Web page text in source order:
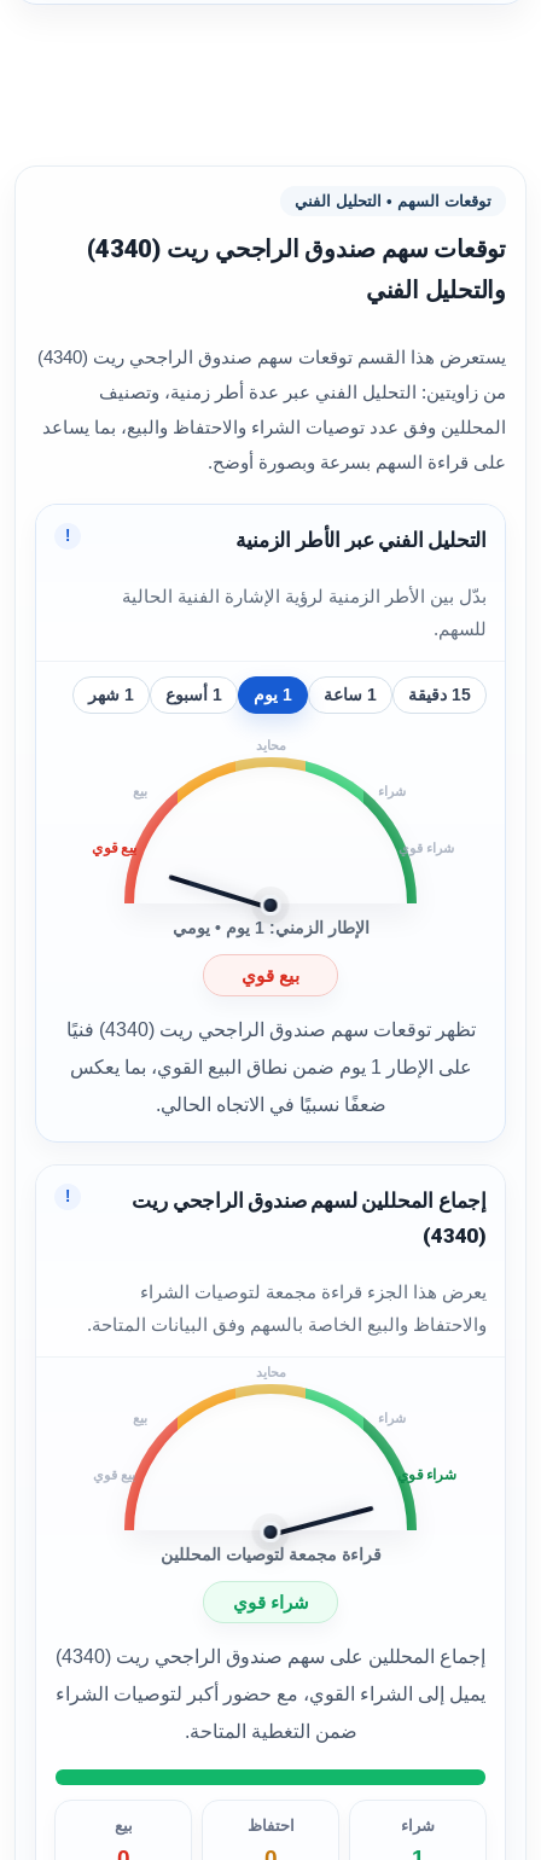
توقعات السهم • التحليل الفني
توقعات سهم صندوق الراجحي ريت (4340)
والتحليل الفني
يستعرض هذا القسم توقعات سهم صندوق الراجحي ريت (4340)
من زاويتين: التحليل الفني عبر عدة أطر زمنية، وتصنيف
المحللين وفق عدد توصيات الشراء والاحتفاظ والبيع، بما يساعد
على قراءة السهم بسرعة وبصورة أوضح.
التحليل الفني عبر الأطر الزمنية
بدّل بين الأطر الزمنية لرؤية الإشارة الفنية الحالية
للسهم.
!
15 دقيقة 1 ساعة 1 يوم 1 أسبوع 1 شهر
بيع قوي
بيع
محايد
شراء
شراء قوي
الإطار الزمني: 1 يوم • يومي
بيع قوي
تظهر توقعات سهم صندوق الراجحي ريت (4340) فنيًا
على الإطار 1 يوم ضمن نطاق البيع القوي، بما يعكس
ضعفًا نسبيًا في الاتجاه الحالي.
إجماع المحللين لسهم صندوق الراجحي ريت
(4340)
يعرض هذا الجزء قراءة مجمعة لتوصيات الشراء
والاحتفاظ والبيع الخاصة بالسهم وفق البيانات المتاحة.
!
بيع قوي
بيع
محايد
شراء
شراء قوي
قراءة مجمعة لتوصيات المحللين
شراء قوي
إجماع المحللين على سهم صندوق الراجحي ريت (4340)
يميل إلى الشراء القوي، مع حضور أكبر لتوصيات الشراء
ضمن التغطية المتاحة.
شراء احتفاظ بيع